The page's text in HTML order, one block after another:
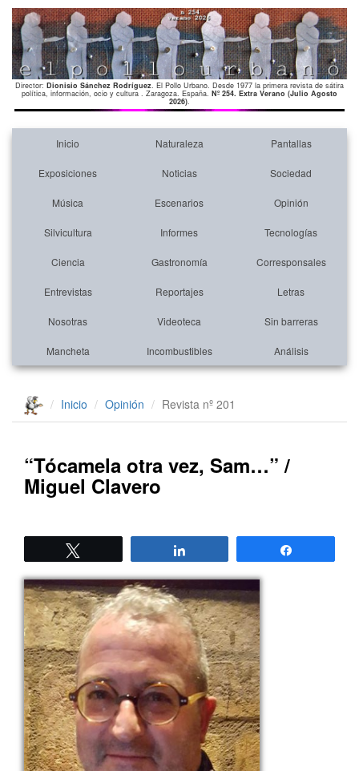
Director: Dionisio Sánchez Rodríguez. El Pollo Urbano. Desde 1977 la primera revista de sátira
política, información, ocio y cultura . Zaragoza. España. Nº 254. Extra Verano (Julio Agosto
2026).
Inicio Naturaleza Pantallas
Exposiciones Noticias Sociedad
Música Escenarios Opinión
Silvicultura Informes Tecnologías
Ciencia Gastronomía Corresponsales
Entrevistas Reportajes Letras
Nosotras Videoteca Sin barreras
Mancheta Incombustibles Análisis
Inicio Opinión Revista nº 201
“Tócamela otra vez, Sam…” /
Miguel Clavero